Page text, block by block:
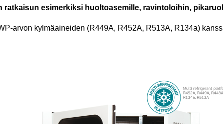
ratkaisun esimerkiksi huoltoasemille, ravintoloihin,
arvon kylmäaineiden (R449A, R452A, R513A, R134a)